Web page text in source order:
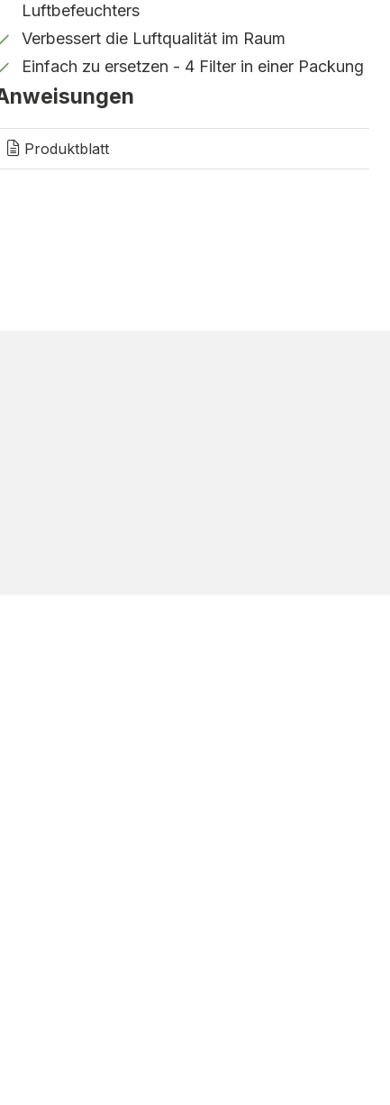
Luftbefeuchters
Verbessert die Luftqualität im Raum
Einfach zu ersetzen - 4 Filter in einer Packung
Produktblatt